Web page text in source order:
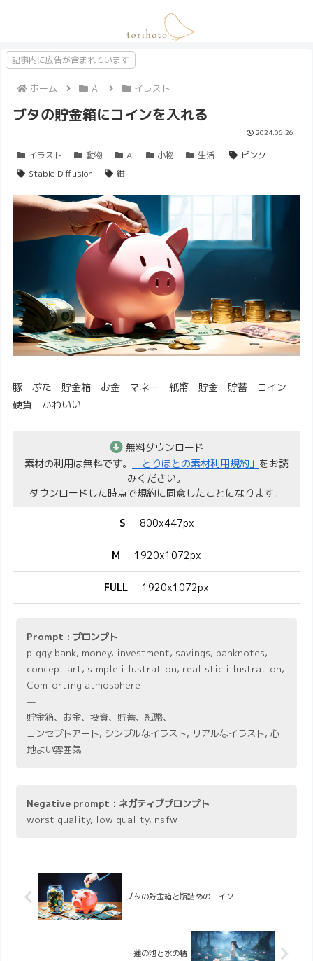
記事内に広告が含まれています
ホーム AI イラスト
ブタの貯金箱にコインを入れる
2024.06.26
イラスト 動物 AI 小物 生活
ピンク
Stable Diffusion
紺
豚 ぶた 貯金箱 お金 マネー 紙幣 貯金 貯蓄 コイン
硬貨 かわいい
無料ダウンロード
素材の利用は無料です。
「とりほとの素材利用規約」 をお読
みください。
ダウンロードした時点で規約に同意したことになります。
S 800x447px
M 1920x1072px
FULL 1920x1072px
Prompt : プロンプト
piggy bank, money, investment, savings, banknotes,
concept art, simple illustration, realistic illustration,
Comforting atmosphere
—
貯金箱、お金、投資、貯蓄、紙幣、
コンセプトアート, シンプルなイラスト, リアルなイラスト, 心
地よい雰囲気
Negative prompt : ネガティブプロンプト
worst quality, low quality, nsfw
ブタの貯金箱と瓶詰めのコイン
蓮の池と水の精